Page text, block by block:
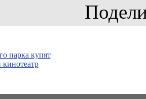
парка купят
кинотеатр